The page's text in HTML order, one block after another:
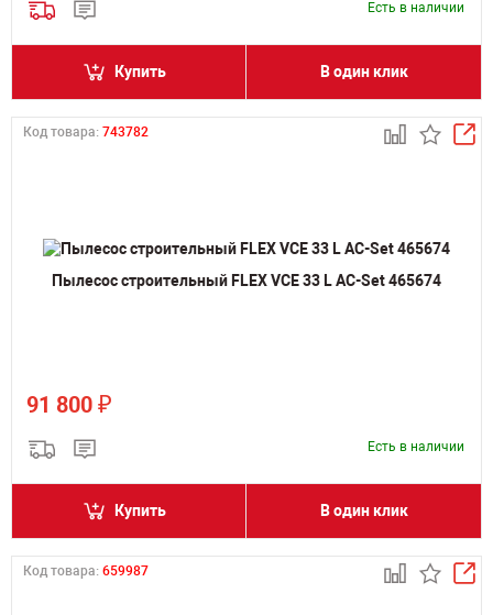
Есть в наличии
Купить В один клик
Код товара: 743782
Пылесос строительный FLEX VCE 33 L AC-Set 465674
91 800 ₽
Есть в наличии
Купить В один клик
Код товара: 659987